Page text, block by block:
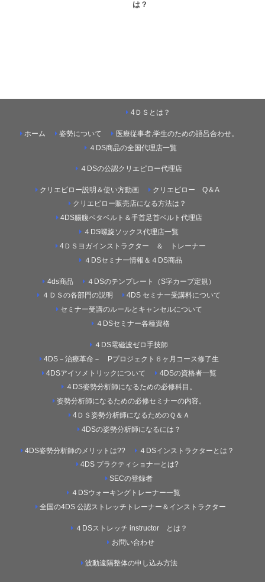
は？
ホーム
4ＤＳとは？
姿勢について
医療従事者,学生のための語呂合わせ。
４DS商品の全国代理店一覧
４DSの公認クリエピロー代理店
クリエピロー説明＆使い方動画
クリエピロー Q＆A
クリエピロー販売店になる方法は？
4DS腸腹ペタベルト＆手首足首ベルト代理店
４DS螺旋ソックス代理店一覧
4ＤＳヨガインストラクター ＆ トレーナー
４DSセミナー情報＆４DS商品
4ds商品
４DSのテンプレート（S字カーブ定規）
４ＤＳの各部門の説明
4DS セミナー受講料について
セミナー受講のルールとキャンセルについて
４DSセミナー各種資格
４DS電磁波ゼロ手技師
4DS－治療革命－ Pプロジェクト６ヶ月コース修了生
4DSアイソメトリックについて
4DSの資格者一覧
４DS姿勢分析師になるための必修科目。
姿勢分析師になるための必修セミナーの内容。
4ＤＳ姿勢分析師になるためのＱ＆Ａ
4DSの姿勢分析師になるには？
4DS姿勢分析師のメリットは??
４DSインストラクターとは？
4DS プラクティショナーとは?
SECの登録者
４DSウォーキングトレーナー一覧
全国の4DS 公認ストレッチトレーナー＆インストラクター
４DSストレッチ instructor とは？
お問い合わせ
波動遠隔整体の申し込み方法